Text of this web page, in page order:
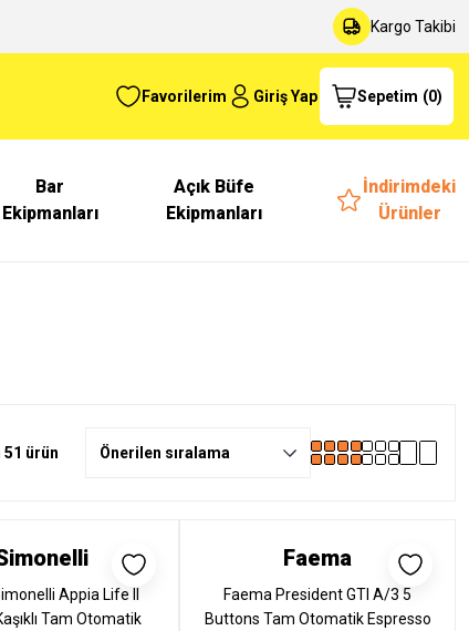
Kargo Takibi
Favorilerim Giriş Yap Sepetim (0)
Bar
Ekipmanları
Açık Büfe
Ekipmanları
İndirimdeki
Ürünler
ürün
Appia Life II
Tam Otomatik
Faema
Faema President GTI A/3 5
Buttons Tam Otomatik Espresso